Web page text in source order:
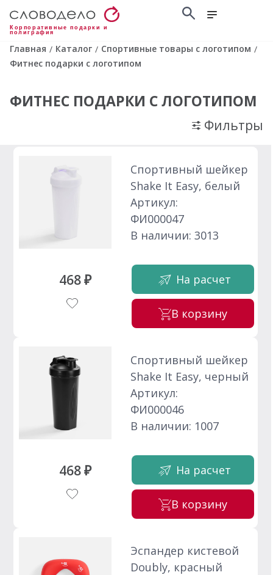
Корпоративные подарки и
полиграфия
Главная / Каталог / Спортивные товары с логотипом /
Фитнес подарки с логотипом
ФИТНЕС ПОДАРКИ С ЛОГОТИПОМ
Фильтры
468 ₽
Спортивный шейкер
Shake It Easy, белый
Артикул:
ФИ000047
В наличии: 3013
На расчет
В корзину
468 ₽
Спортивный шейкер
Shake It Easy, черный
Артикул:
ФИ000046
В наличии: 1007
На расчет
В корзину
Эспандер кистевой
Doubly, красный